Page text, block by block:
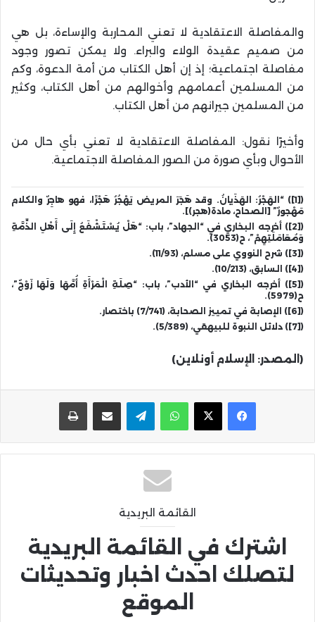
والمفاصلة الاعتقادية لا تعني المحاربة والإساءة، بل هي
من صميم عقيدة الولاء والبراء. ولا يمكن تصور وجود
مفاصلة اجتماعية؛ إذ إن أهل الكتاب من أمة الدعوة، وكم
من المسلمين أعمامهم وأخوالهم من أهل الكتاب، وكثير
من المسلمين جيرانهم من أهل الكتاب.
وأخيرًا نقول: المفاصلة الاعتقادية لا تعني بأي حال من
الأحوال وبأي صورة من الصور المفاصلة الاجتماعية.
([1]) “الهَجْرُ: الهَذَيانُ. وقد هَجَرَ المريض يَهْجُرُ هَجْرًا، فهو هاجِرٌ والكلام
مَهْجورٌ” [الصحاح، مادة(هجر)].
([2]) أخرجه البخاري في “الجهاد”، باب: “هَلْ يُسْتَشْفَعُ إِلَى أَهْلِ الذِّمَّةِ
وَمُعَامَلَتِهِمْ”، ح(3053).
([3]) شرح النووي على مسلم، (11/93).
([4]) السابق، (10/213).
([5]) أخرجه البخاري في “الأدب”، باب: “صِلَةِ الْمَرْأَةِ أُمَّهَا وَلَهَا زَوْجٌ”،
ح(5979).
([6]) الإصابة في تمييز الصحابة، (7/741) باختصار.
([7]) دلائل النبوة للبيهقي، (5/389).
(المصدر: الإسلام أونلاين)
واتساب تيلقرام مشاركة عبر البريد
القائمة البريدية
اشترك في القائمة البريدية
لتصلك احدث اخبار وتحديثات
الموقع